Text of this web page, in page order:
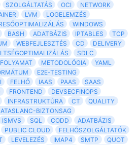
SZOLGÁLTATÁS OCI
NETWORK
LVM
LOGELEMZÉS
WINDOWS
BASH ADATBÁZIS IPTABLES
TCP
WEBFEJLESZTÉS CD
DELIVERY
SDLC
FOLYAMAT METODOLÓGIA
YAML
E2E-TESTING
FELHŐ IAAS PAAS
SAAS
FRONTEND
DEVSECFINOPS
INFRASTRUKTÚRA CT
QUALITY
BIZTONSAG
ISMVS SQL CODD
ADATBÁZIS
PUBLIC CLOUD
FELHŐSZOLGÁLTATÓK
LEVELEZÉS IMAP4 SMTP QUOT